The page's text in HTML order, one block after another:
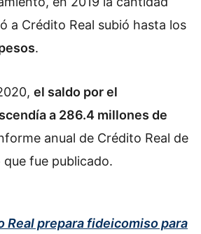
a Crédito Real subió hasta los
.
el saldo por el
a 286.4 millones de
anual de Crédito Real de
fue publicado.
Real prepara fideicomiso para